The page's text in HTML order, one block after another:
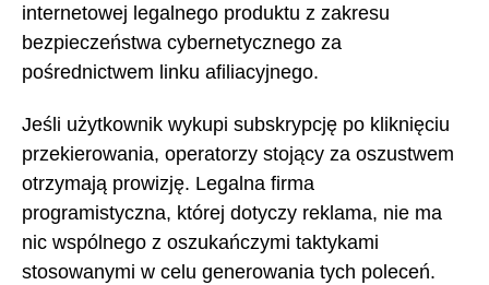
internetowej legalnego produktu z zakresu
bezpieczeństwa cybernetycznego za
pośrednictwem linku afiliacyjnego.
Jeśli użytkownik wykupi subskrypcję po kliknięciu
przekierowania, operatorzy stojący za oszustwem
otrzymają prowizję. Legalna firma
programistyczna, której dotyczy reklama, nie ma
nic wspólnego z oszukańczymi taktykami
stosowanymi w celu generowania tych poleceń.